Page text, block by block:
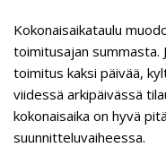
Kokonaisaikataulu
toimitusajan summasta.
toimitus kaksi päivää,
viidessä arkipäivässä
kokonaisaika on hyvä
suunnitteluvaiheessa.